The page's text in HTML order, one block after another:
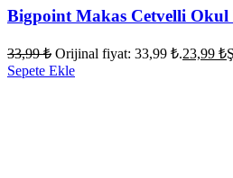
Bigpoint Makas Cetvelli
33,99₺ Orijinal fiyat: 33,99 ₺.23,99 ₺
Sepete Ekle